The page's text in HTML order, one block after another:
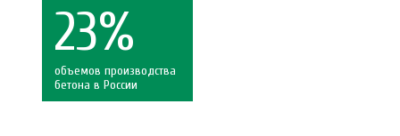
23%
объемов производства
бетона в России